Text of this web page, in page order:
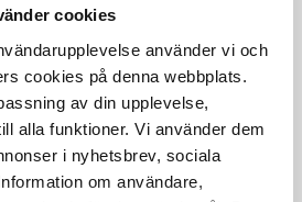
cookies
använder vi och
cookies på denna webbplats.
av din upplevelse,
alla funktioner. Vi använder dem
i nyhetsbrev, sociala
om användare,